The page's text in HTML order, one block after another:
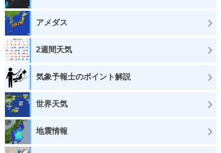
アメダス
2週間天気
気象予報士のポイント解説
世界天気
地震情報